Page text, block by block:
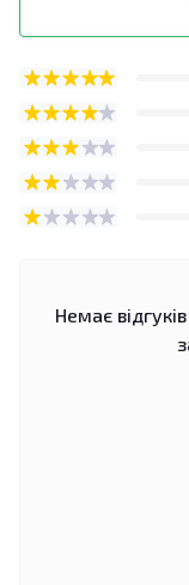
Немає